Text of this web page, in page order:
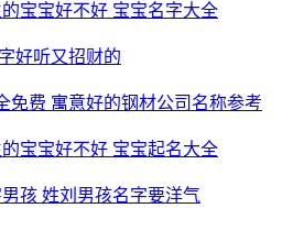
的宝宝好不好 宝宝名字大全
好听又招财的
免费 寓意好的钢材公司名称参考
的宝宝好不好 宝宝起名大全
孩 姓刘男孩名字要洋气